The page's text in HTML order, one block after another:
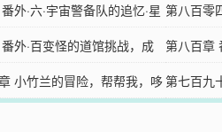
外·六·宇宙警备队的追忆·星 第八百零
之时已至
外·百变怪的道馆挑战，成
！
第八百章
学的力量
小竹兰的冒险，帮帮我，哆第七百九